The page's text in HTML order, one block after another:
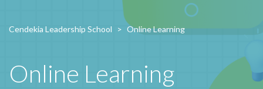
Cendekia Leadership School > Online Learning
Online Learning